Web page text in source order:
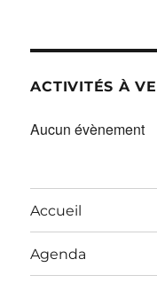
ACTIVITÉS À
Aucun évènement
Accueil
Agenda